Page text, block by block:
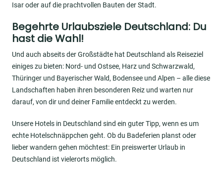
Isar oder auf die prachtvollen Bauten der Stadt.
Begehrte Urlaubsziele Deutschland: Du
hast die Wahl!
Und auch abseits der Großstädte hat Deutschland als Reiseziel
einiges zu bieten: Nord- und Ostsee, Harz und Schwarzwald,
Thüringer und Bayerischer Wald, Bodensee und Alpen – alle diese
Landschaften haben ihren besonderen Reiz und warten nur
darauf, von dir und deiner Familie entdeckt zu werden.
Unsere Hotels in Deutschland sind ein guter Tipp, wenn es um
echte Hotelschnäppchen geht. Ob du Badeferien planst oder
lieber wandern gehen möchtest: Ein preiswerter Urlaub in
Deutschland ist vielerorts möglich.